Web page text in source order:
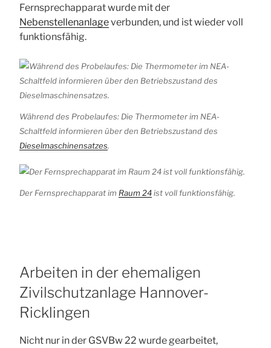
Fernsprechapparat wurde mit der
Nebenstellenanlageverbunden, und ist wieder voll
funktionsfähig.
Während des Probelaufes: Die Thermometer im NEA-
Schaltfeld informieren über den Betriebszustand des
Dieselmaschinensatzes.
Der Fernsprechapparat im Raum 24ist voll funktionsfähig.
Arbeiten in der ehemaligen
Zivilschutzanlage Hannover-
Ricklingen
Nicht nur in der GSVBw 22 wurde gearbeitet,